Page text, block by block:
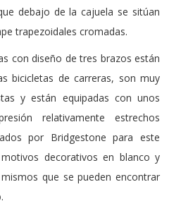
debajo de la cajuela se sitúan
trapezoidales cromadas.
con diseño de tres brazos están
bicicletas de carreras, son muy
y están equipadas con unos
relativamente estrechos
por Bridgestone para este
decorativos en blanco y
que se pueden encontrar